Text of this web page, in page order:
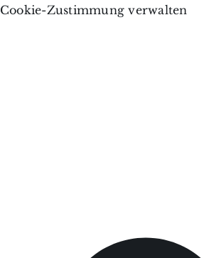
Cookie-Zustimmung verwalten